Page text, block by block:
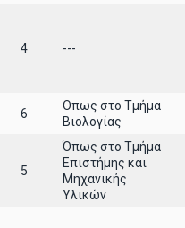
4 ---
6
Οπως στο Τμήμα
Βιολογίας
5
Όπως στο Τμήμα
Επιστήμης και
Μηχανικής
Υλικών